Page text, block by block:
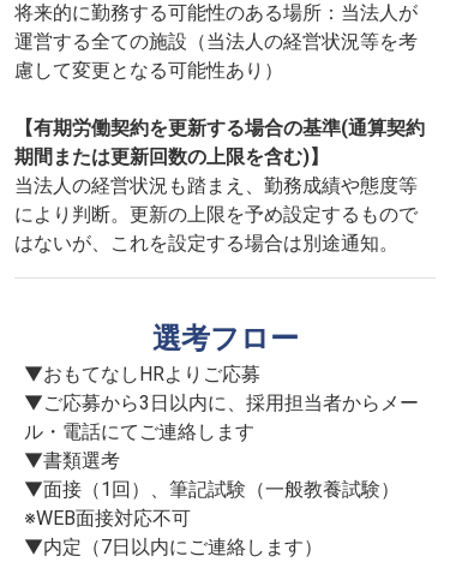
将来的に勤務する可能性のある場所：当法人が
運営する全ての施設（当法人の経営状況等を考
慮して変更となる可能性あり）
【有期労働契約を更新する場合の基準(通算契約
期間または更新回数の上限を含む)】
当法人の経営状況も踏まえ、勤務成績や態度等
により判断。更新の上限を予め設定するもので
はないが、これを設定する場合は別途通知。
選考フロー
▼おもてなしHRよりご応募
▼ご応募から3日以内に、採用担当者からメー
ル・電話にてご連絡します
▼書類選考
▼面接（1回）、筆記試験（一般教養試験）
※WEB面接対応不可
▼内定（7日以内にご連絡します）